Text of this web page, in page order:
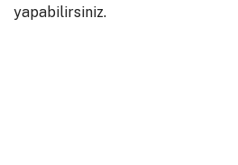
yapabilirsiniz.